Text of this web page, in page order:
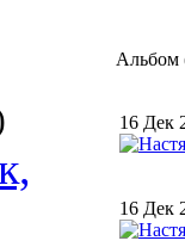
Альбом
16 Дек
16 Дек